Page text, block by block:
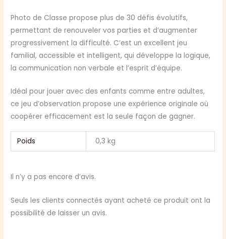
Photo de Classe propose plus de 30 défis évolutifs,
permettant de renouveler vos parties et d’augmenter
progressivement la difficulté. C’est un excellent jeu
familial, accessible et intelligent, qui développe la logique,
la communication non verbale et l’esprit d’équipe.
Idéal pour jouer avec des enfants comme entre adultes,
ce jeu d’observation propose une expérience originale où
coopérer efficacement est la seule façon de gagner.
Poids 0,3 kg
Il n’y a pas encore d’avis.
Seuls les clients connectés ayant acheté ce produit ont la
possibilité de laisser un avis.